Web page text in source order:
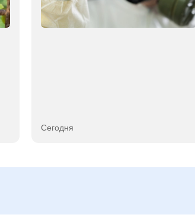
Сегодня